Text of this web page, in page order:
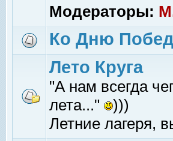
Модераторы:
Ко Дню
Лето Круга
"А нам всегда
лета..."
)))
Летние лагеря,